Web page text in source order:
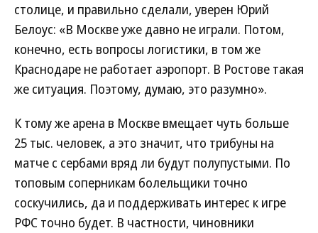
столице, и правильно сделали, уверен Юрий
Белоус: «В Москве уже давно не играли. Потом,
конечно, есть вопросы логистики, в том же
Краснодаре не работает аэропорт. В Ростове такая
же ситуация. Поэтому, думаю, это разумно».
К тому же арена в Москве вмещает чуть больше
25 тыс. человек, а это значит, что трибуны на
матче с сербами вряд ли будут полупустыми. По
топовым соперникам болельщики точно
соскучились, да и поддерживать интерес к игре
РФС точно будет. В частности, чиновники